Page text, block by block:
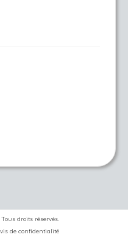
droits réservés.
de confidentialité